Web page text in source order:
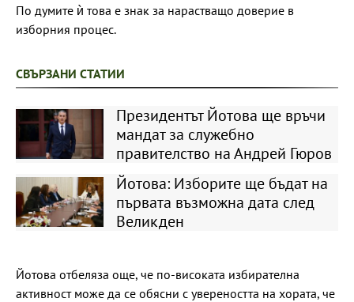
По думите ѝ това е знак за нарастващо доверие в
изборния процес.
СВЪРЗАНИ СТАТИИ
Президентът Йотова ще връчи
мандат за служебно
правителство на Андрей Гюров
Йотова: Изборите ще бъдат на
първата възможна дата след
Великден
Йотова отбеляза още, че по-високата избирателна
активност може да се обясни с увереността на хората, че